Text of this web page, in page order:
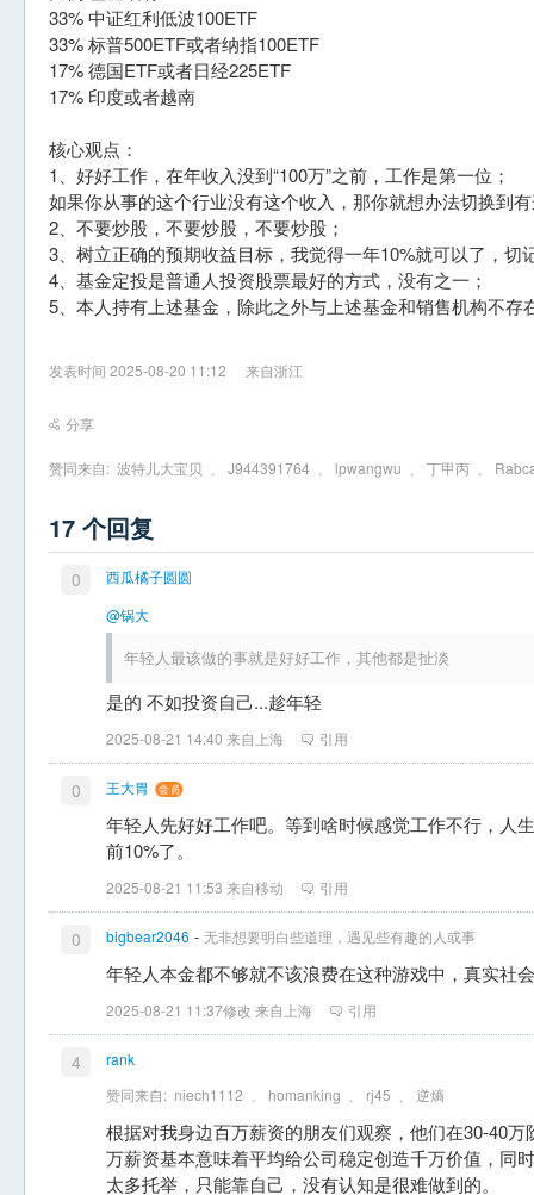
33% 中证红利低波100ETF
33% 标普500ETF或者纳指100ETF
17% 德国ETF或者日经225ETF
17% 印度或者越南
核心观点：
1、好好工作，在年收入没到“100万”之前，工作是第一位；
如果你从事的这个行业没有这个收入，那你就想办法切换到
2、不要炒股，不要炒股，不要炒股；
3、树立正确的预期收益目标，我觉得一年10%就可以了，切
4、基金定投是普通人投资股票最好的方式，没有之一；
5、本人持有上述基金，除此之外与上述基金和销售机构不存
发表时间 2025-08-20 11:12 来自浙江
分享
赞同来自: 波特儿大宝贝 J944391764 lpwangwu 丁甲丙
17 个回复
0
西瓜橘子圆圆
@锅大
年轻人最该做的事就是好好工作，其他都是扯淡
是的 不如投资自己...趁年轻
2025-08-21 14:40 来自上海 引用
0 王大胃
年轻人先好好工作吧。等到啥时候感觉工作不行，人
前10%了。
2025-08-21 11:53 来自移动 引用
0 bigbear2046 - 无非想要明白些道理，遇见些有趣的人或事
年轻人本金都不够就不该浪费在这种游戏中，真实社
2025-08-21 11:37修改 来自上海 引用
4
rank
赞同来自: niech1112 homanking rj45 逆熵
根据对我身边百万薪资的朋友们观察，他们在30-40
万薪资基本意味着平均给公司稳定创造千万价值，同
太多托举，只能靠自己，没有认知是很难做到的。